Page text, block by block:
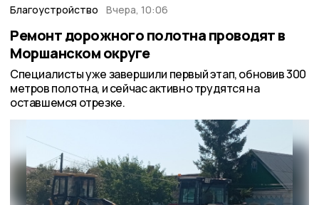
Благоустройство Вчера, 10:06
Ремонт дорожного полотна проводят в
Моршанском округе
Специалисты уже завершили первый этап, обновив 300
метров полотна, и сейчас активно трудятся на
оставшемся отрезке.